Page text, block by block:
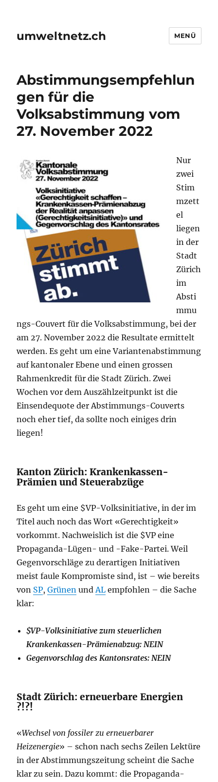
umweltnetz.ch MENÜ
Abstimmungsempfehlun
gen für die
Volksabstimmung vom
27. November 2022
Nur
zwei
Stim
mzett
el
liegen
in der
Stadt
Zürich
im
Absti
mmu
ngs-Couvert für die Volksabstimmung, bei der
am 27. November 2022 die Resultate ermittelt
werden. Es geht um eine Variantenabstimmung
auf kantonaler Ebene und einen grossen
Rahmenkredit für die Stadt Zürich. Zwei
Wochen vor dem Auszählzeitpunkt ist die
Einsendequote der Abstimmungs-Couverts
noch eher tief, da sollte noch einiges drin
liegen!
Kanton Zürich: Krankenkassen-
Prämien und Steuerabzüge
Es geht um eine $VP-Volksinitiative, in der im
Titel auch noch das Wort «Gerechtigkeit»
vorkommt. Nachweislich ist die $VP eine
Propaganda-Lügen- und -Fake-Partei. Weil
Gegenvorschläge zu derartigen Initiativen
meist faule Kompromiste sind, ist – wie bereits
von SP,Grünen undAL empfohlen – die Sache
klar:
$VP-Volksinitiative zum steuerlichen
Krankenkassen-Prämienabzug: NEIN
Gegenvorschlag des Kantonsrates: NEIN
Stadt Zürich: erneuerbare Energien
?!?!
«Wechsel von fossiler zu erneuerbarer
Heizenergie» – schon nach sechs Zeilen Lektüre
in der Abstimmungszeitung scheint die Sache
klar zu sein. Dazu kommt: die Propaganda-